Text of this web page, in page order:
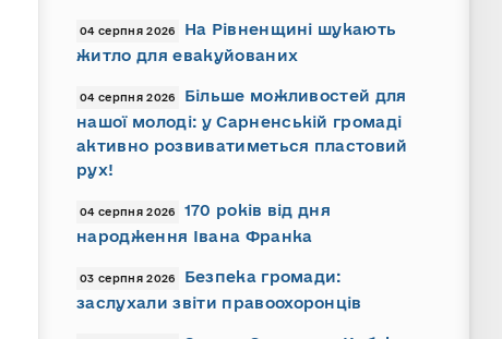
04 серпня 2026
На Рівненщині шукають
житло для евакуйованих
04 серпня 2026
Більше можливостей для
нашої молоді: у Сарненській громаді
активно розвиватиметься пластовий
рух!
04 серпня 2026
170 років від дня
народження Івана Франка
03 серпня 2026
Безпека громади:
заслухали звіти правоохоронців